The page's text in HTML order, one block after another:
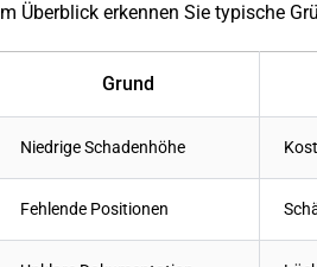
Im Überblick erkennen Sie typische
Grund
Niedrige Schadenhöhe
Fehlende Positionen